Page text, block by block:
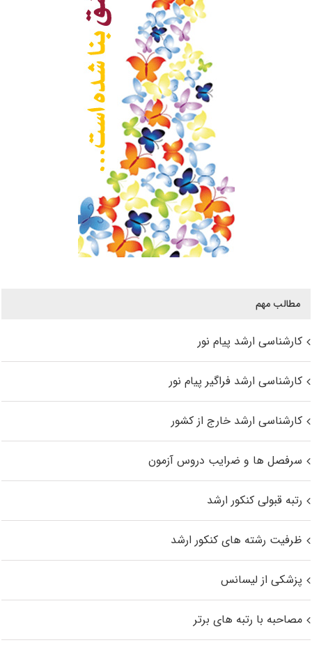
مطالب مهم
کارشناسی ارشد پیام نور
کارشناسی ارشد فراگیر پیام نور
کارشناسی ارشد خارج از کشور
سرفصل ها و ضرایب دروس آزمون
رتبه قبولی کنکور ارشد
ظرفیت رشته های کنکور ارشد
پزشکی از لیسانس
مصاحبه با رتبه های برتر